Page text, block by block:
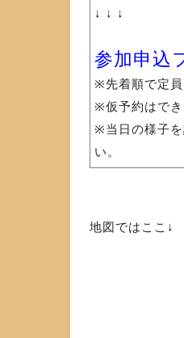
↓ ↓ ↓
参加申込
※先着順で定員
※仮予約はでき
※当日の様子を
い。
地図ではここ↓